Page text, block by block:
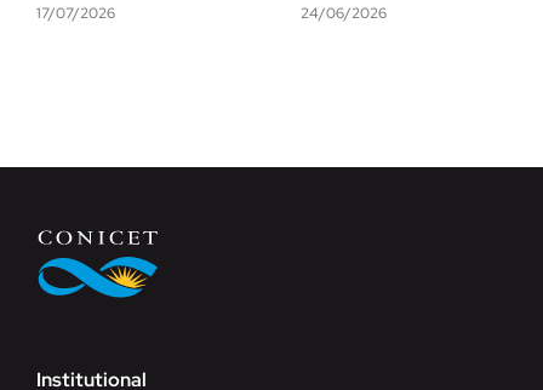
17/07/2026 24/06/2026
Institutional